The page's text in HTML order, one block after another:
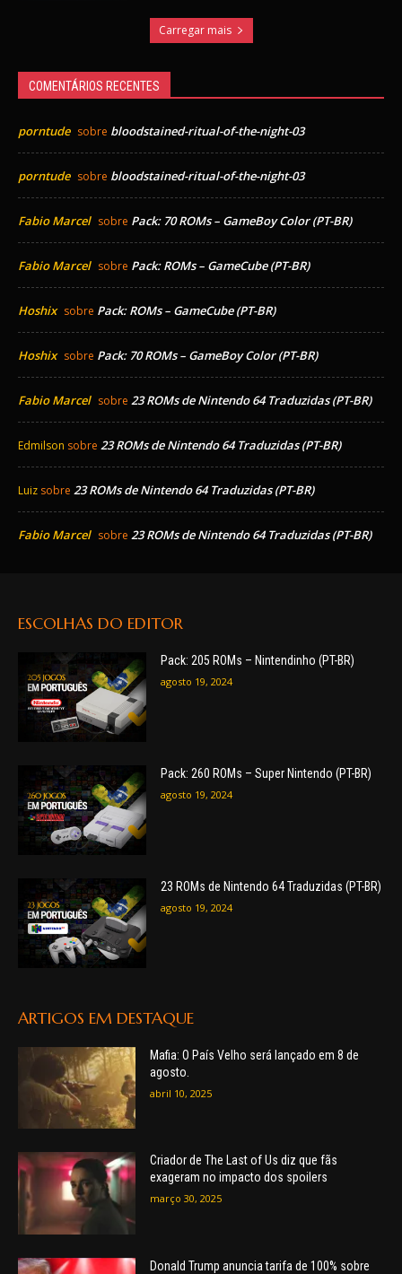
Carregar mais
COMENTÁRIOS RECENTES
porntude sobre bloodstained-ritual-of-the-night-03
porntude sobre bloodstained-ritual-of-the-night-03
Fabio Marcel sobre Pack: 70 ROMs – GameBoy Color (PT-BR)
Fabio Marcel sobre Pack: ROMs – GameCube (PT-BR)
Hoshix sobre Pack: ROMs – GameCube (PT-BR)
Hoshix sobre Pack: 70 ROMs – GameBoy Color (PT-BR)
Fabio Marcel sobre 23 ROMs de Nintendo 64 Traduzidas (PT-BR)
Edmilson sobre 23 ROMs de Nintendo 64 Traduzidas (PT-BR)
Luiz sobre 23 ROMs de Nintendo 64 Traduzidas (PT-BR)
Fabio Marcel sobre 23 ROMs de Nintendo 64 Traduzidas (PT-BR)
ESCOLHAS DO EDITOR
Pack: 205 ROMs – Nintendinho (PT-BR)
agosto 19, 2024
Pack: 260 ROMs – Super Nintendo (PT-BR)
agosto 19, 2024
23 ROMs de Nintendo 64 Traduzidas (PT-BR)
agosto 19, 2024
ARTIGOS EM DESTAQUE
Mafia: O País Velho será lançado em 8 de
agosto.
abril 10, 2025
Criador de The Last of Us diz que fãs
exageram no impacto dos spoilers
março 30, 2025
Donald Trump anuncia tarifa de 100% sobre